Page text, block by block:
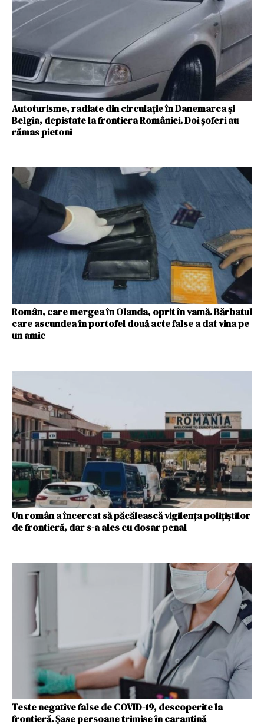
Autoturisme, radiate din circulaţie în Danemarca și
Belgia, depistate la frontiera României. Doi șoferi au
rămas pietoni
Român, care mergea în Olanda, oprit în vamă. Bărbatul
care ascundea în portofel două acte false a dat vina pe
un amic
Un român a încercat să păcălească vigilența polițiștilor
de frontieră, dar s-a ales cu dosar penal
Teste negative false de COVID-19, descoperite la
frontieră. Șase persoane trimise în carantină